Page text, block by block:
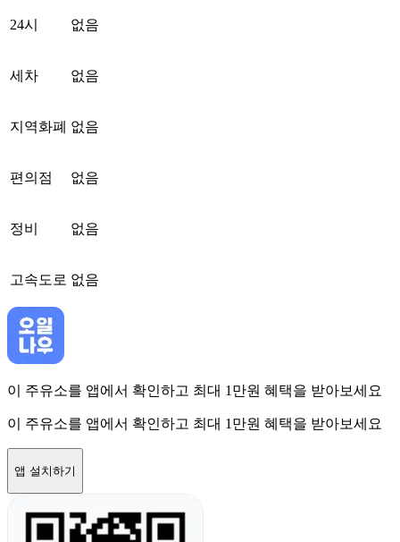
24시 없음
세차 없음
지역화폐 없음
편의점 없음
정비 없음
고속도로 없음
이 주유소를 앱에서 확인하고 최대 1만원 혜택을 받아보세요
이 주유소를 앱에서 확인하고 최대 1만원 혜택을 받아보세요
앱 설치하기